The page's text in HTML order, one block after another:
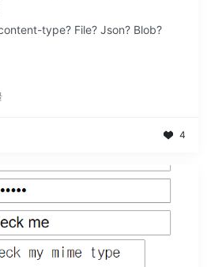
type? File? Json? Blob?
4